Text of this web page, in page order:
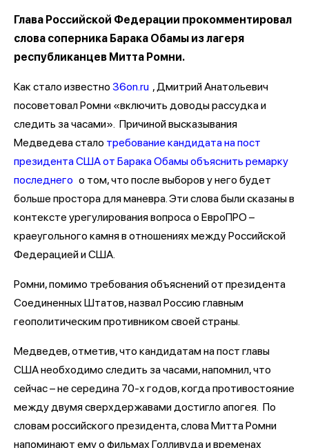
Глава Российской Федерации прокомментировал
слова соперника Барака Обамы из лагеря
республиканцев Митта Ромни.
Как стало известно 36on.ru , Дмитрий Анатольевич
посоветовал Ромни «включить доводы рассудка и
следить за часами». Причиной высказывания
Медведева стало требование кандидата на пост
президента США от Барака Обамы объяснить ремарку
последнего о том, что после выборов у него будет
больше простора для маневра. Эти слова были сказаны в
контексте урегулирования вопроса о ЕвроПРО –
краеугольного камня в отношениях между Российской
Федерацией и США.
Ромни, помимо требования объяснений от президента
Соединенных Штатов, назвал Россию главным
геополитическим противником своей страны.
Медведев, отметив, что кандидатам на пост главы
США необходимо следить за часами, напомнил, что
сейчас – не середина 70-х годов, когда противостояние
между двумя сверхдержавами достигло апогея. По
словам российского президента, слова Митта Ромни
напоминают ему о фильмах Голливуда и временах